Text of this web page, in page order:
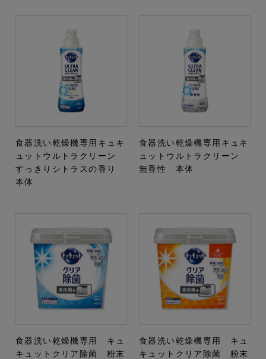
食器洗い乾燥機専用キュキ
ュットウルトラクリーン
すっきりシトラスの香り
本体
食器洗い乾燥機専用キュキ
ュットウルトラクリーン
無香性 本体
食器洗い乾燥機専用 キュ
キュットクリア除菌 粉末
食器洗い乾燥機専用 キュ
キュットクリア除菌 粉末